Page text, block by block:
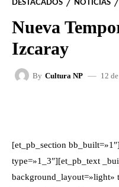
DESTACADOS NOTICIAS
Nueva
Izcaray
By Cultura NP 12
[et_pb_section
type=»1_3″][et_pb_text
background_layout=»light»